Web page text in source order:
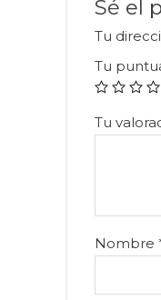
Sé el
Tu
Tu
Tu
Nombre